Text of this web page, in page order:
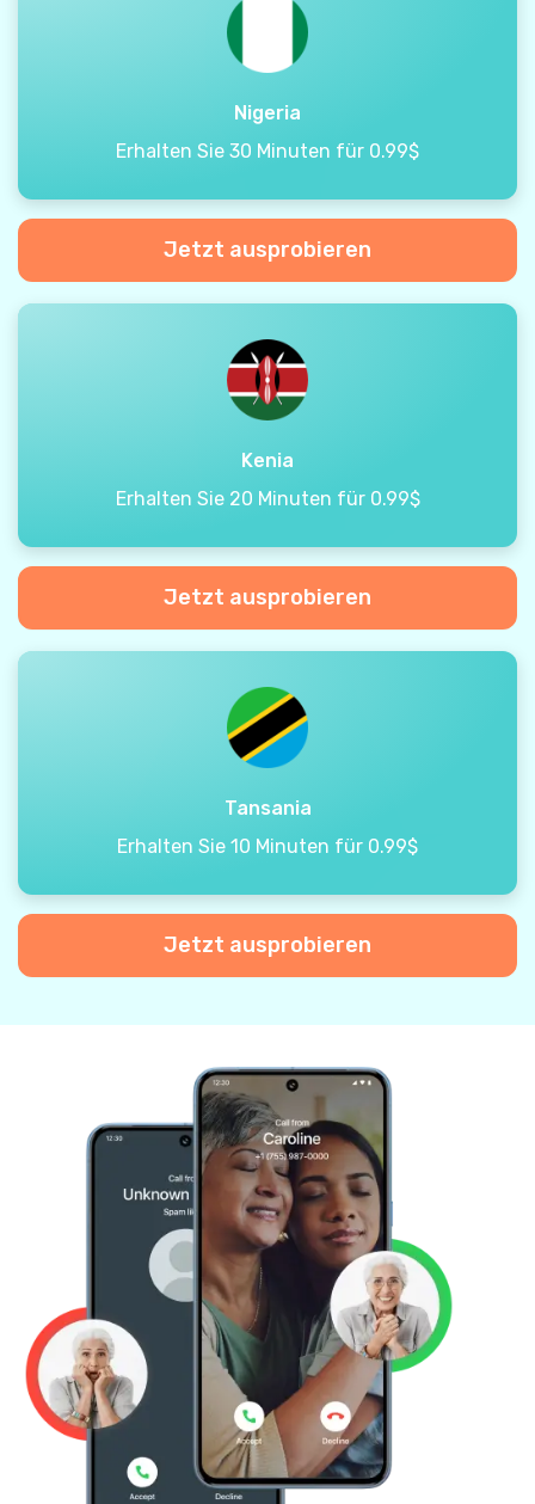
Nigeria
Erhalten Sie 30 Minuten für 0.99$
Jetzt ausprobieren
Kenia
Erhalten Sie 20 Minuten für 0.99$
Jetzt ausprobieren
Tansania
Erhalten Sie 10 Minuten für 0.99$
Jetzt ausprobieren